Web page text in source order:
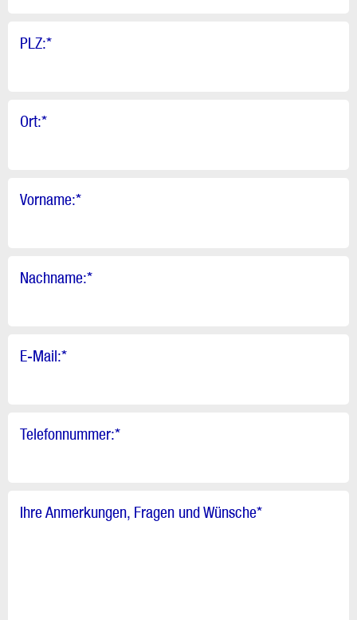
PLZ:*
Ort:*
Vorname:*
Nachname:*
E-Mail:*
Telefonnummer:*
Ihre Anmerkungen, Fragen und Wünsche*